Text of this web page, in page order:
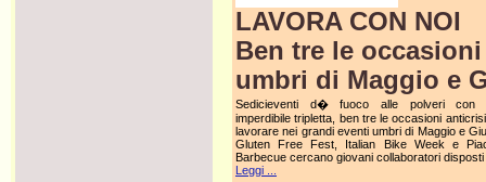
LAVORA CON NOI
Ben tre le
umbri di Maggio e
Sedicieventi d� fuoco alle polveri con
imperdibile tripletta, ben tre le occasioni
lavorare nei grandi eventi umbri di Maggio e
Gluten Free Fest, Italian Bike Week e
Barbecue cercano giovani collaboratori disposti
Leggi ...